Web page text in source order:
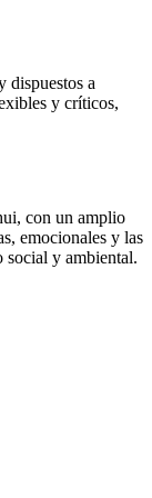
dispuestos a
y críticos,
con un amplio
emocionales y las
social y ambiental.